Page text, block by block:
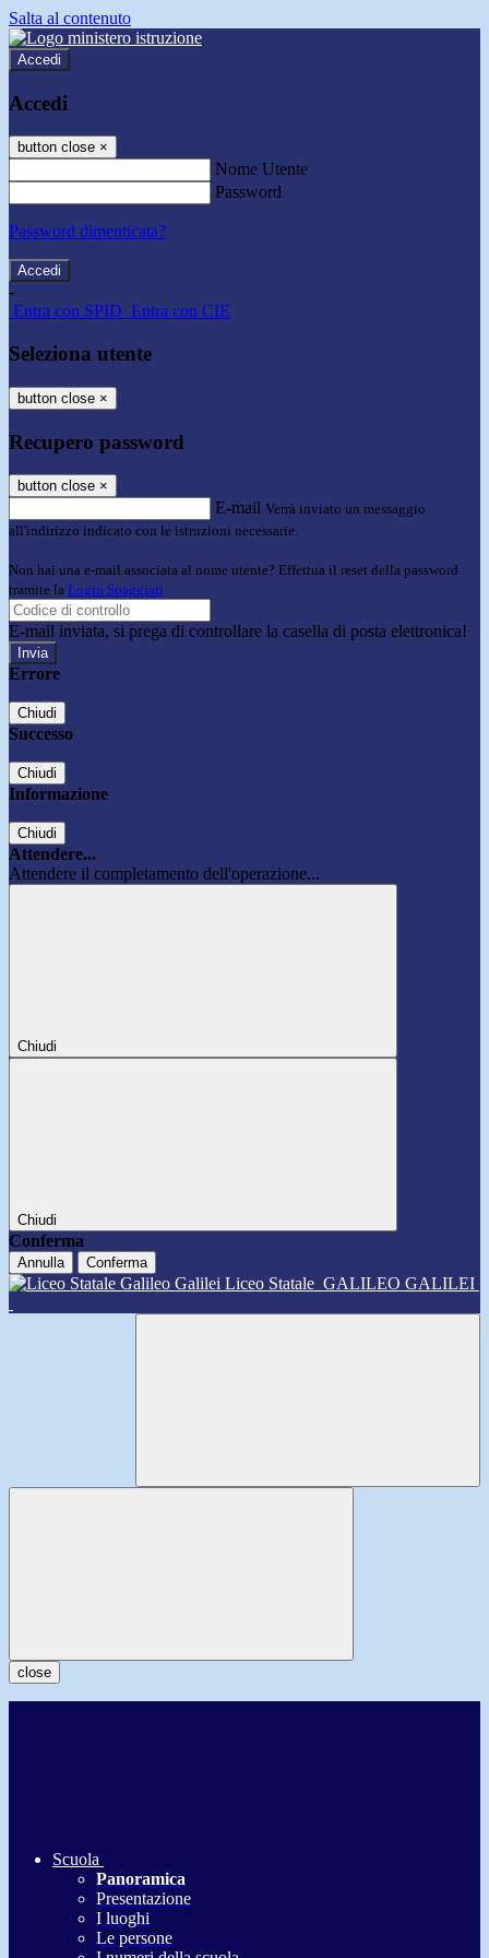
Salta al contenuto
Accedi
Accedi
button close ×
Nome Utente
Password
Password dimenticata?
-
Entra con SPID Entra con CIE
Seleziona utente
button close ×
Recupero password
button close ×
E-mail Verrà inviato un messaggio
all'indirizzo indicato con le istruzioni necessarie.
Non hai una e-mail associata al nome utente? Effettua il reset della password
tramite la Login Spaggiari
E-mail inviata, si prega di controllare la casella di posta elettronica!
Errore
Chiudi
Successo
Chiudi
Informazione
Chiudi
Attendere...
Attendere il completamento dell'operazione...
Chiudi
Chiudi
Conferma
Annulla Conferma
Liceo Statale GALILEO GALILEI
close
Scuola
Panoramica
Presentazione
I luoghi
Le persone